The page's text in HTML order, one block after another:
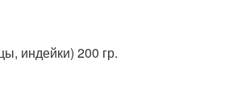
индейки) 200 гр.